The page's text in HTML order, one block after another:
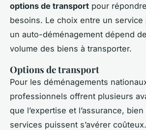
options de transport pour
besoins. Le choix entre un
un auto-déménagement dépend
volume des biens à transporter.
Options de transport
Pour les déménagements
professionnels offrent plusieurs
que l’expertise et l’assurance,
services puissent s’avérer